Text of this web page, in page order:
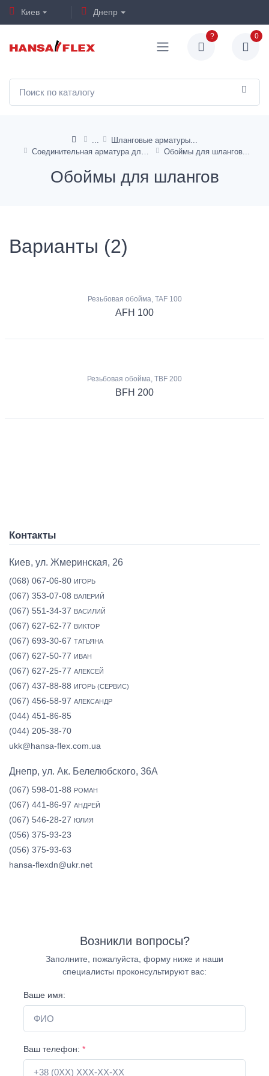
Киев Днепр
? 0
Шланговые арматуры
Обоймы для шлангов
Обоймы для шлангов
Варианты (2)
Резьбовая обойма, TAF 100
AFH 100
Резьбовая обойма, TBF 200
BFH 200
Контакты
Киев, ул. Жмеринская, 26
(068) 067-06-80 ИГОРЬ
(067) 353-07-08 ВАЛЕРИЙ
(067) 551-34-37 ВАСИЛИЙ
(067) 627-62-77 ВИКТОР
(067) 693-30-67 ТАТЬЯНА
(067) 627-50-77 ИВАН
(067) 627-25-77 АЛЕКСЕЙ
(067) 437-88-88 ИГОРЬ (СЕРВИС)
(067) 456-58-97 АЛЕКСАНДР
(044) 451-86-85
(044) 205-38-70
ukk@hansa-flex.com.ua
Днепр, ул. Ак. Белелюбского, 36А
(067) 598-01-88 РОМАН
(067) 441-86-97 АНДРЕЙ
(067) 546-28-27 ЮЛИЯ
(056) 375-93-23
(056) 375-93-63
hansa-flexdn@ukr.net
Возникли вопросы?
Заполните, пожалуйста, форму ниже и наши
специалисты проконсультируют вас:
Ваше имя:
Ваш телефон: *